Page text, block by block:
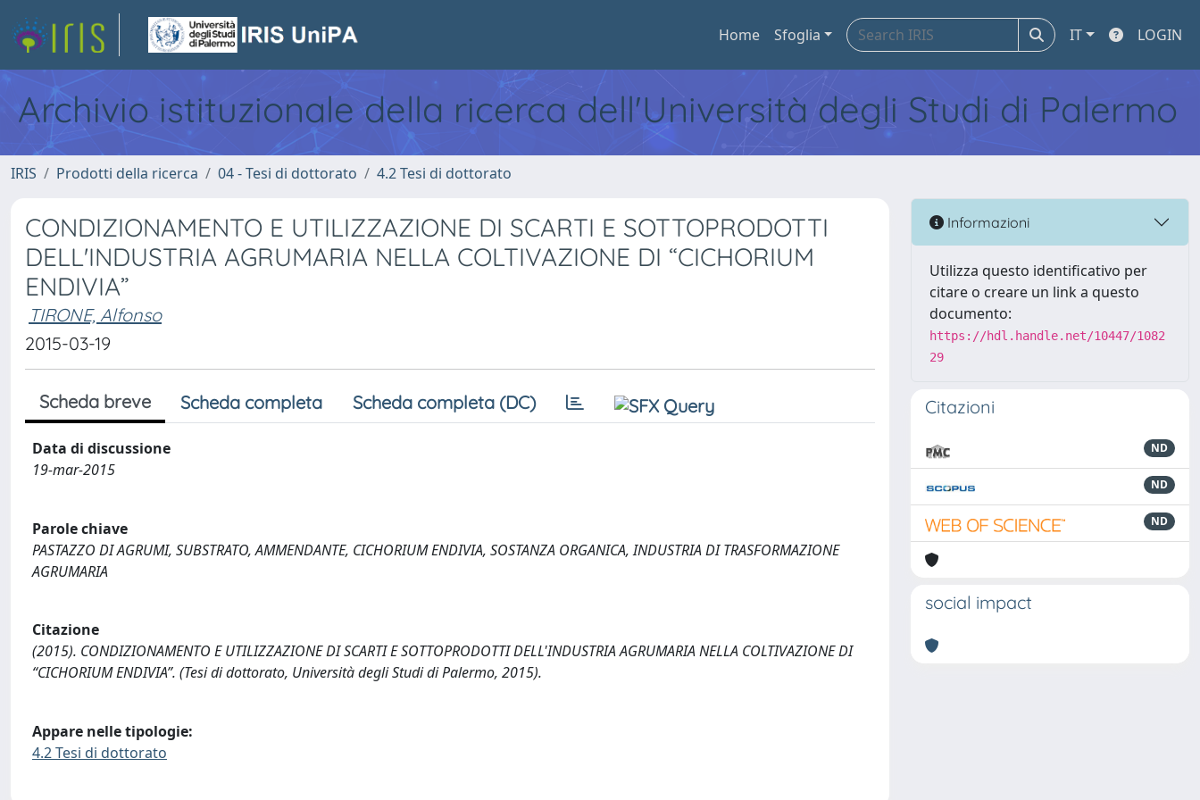
Home Sfoglia IT LOGIN
Archivio istituzionale della ricerca dell'Università degli Studi di Palermo
IRIS Prodotti della ricerca 04 - Tesi di dottorato 4.2 Tesi di dottorato
CONDIZIONAMENTO E UTILIZZAZIONE DI SCARTI E SOTTOPRODOTTI
DELL'INDUSTRIA AGRUMARIA NELLA COLTIVAZIONE DI “CICHORIUM
ENDIVIA”
TIRONE, Alfonso
2015-03-19
Scheda breve Scheda completa Scheda completa (DC)
Data di discussione
19-mar-2015
Parole chiave
PASTAZZO DI AGRUMI, SUBSTRATO, AMMENDANTE, CICHORIUM ENDIVIA, SOSTANZA ORGANICA, INDUSTRIA DI TRASFORMAZIONE
AGRUMARIA
Citazione
(2015). CONDIZIONAMENTO E UTILIZZAZIONE DI SCARTI E SOTTOPRODOTTI DELL'INDUSTRIA AGRUMARIA NELLA COLTIVAZIONE DI
“CICHORIUM ENDIVIA”. (Tesi di dottorato, Università degli Studi di Palermo, 2015).
Appare nelle tipologie:
4.2 Tesi di dottorato
Informazioni
Utilizza questo identificativo per
citare o creare un link a questo
documento:
https://hdl.handle.net/10447/1082
29
Citazioni
ND
ND
ND
social impact